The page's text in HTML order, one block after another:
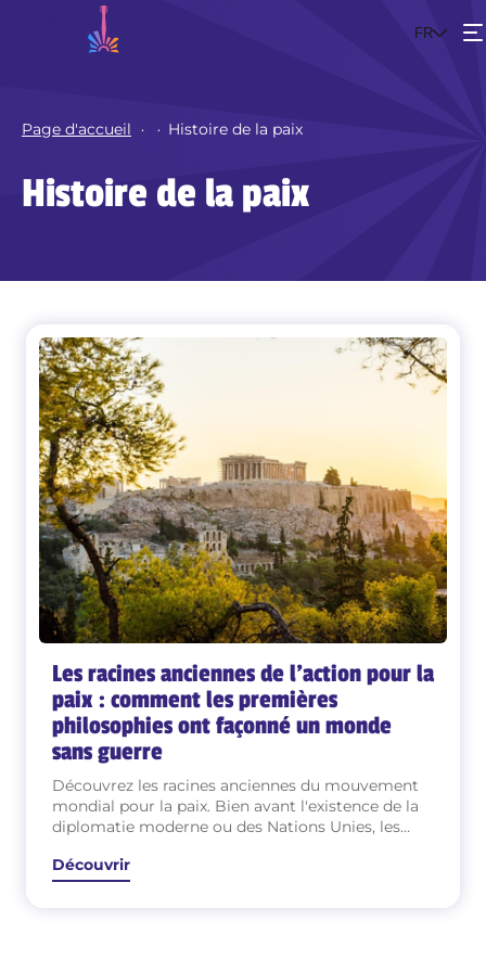
FR
Histoire de la paix
Page d'accueil Histoire de la paix
Les racines anciennes de l’action pour la
paix : comment les premières
philosophies ont façonné un monde
sans guerre
Découvrez les racines anciennes du mouvement
mondial pour la paix. Bien avant l'existence de la
diplomatie moderne ou des Nations Unies, les
grecs et les premiers chrétiens jetaient déjà les
bases d'un monde sans violence. Explorez
Découvrir